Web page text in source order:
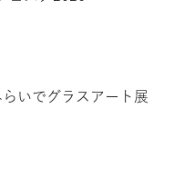
いでグラスアート展